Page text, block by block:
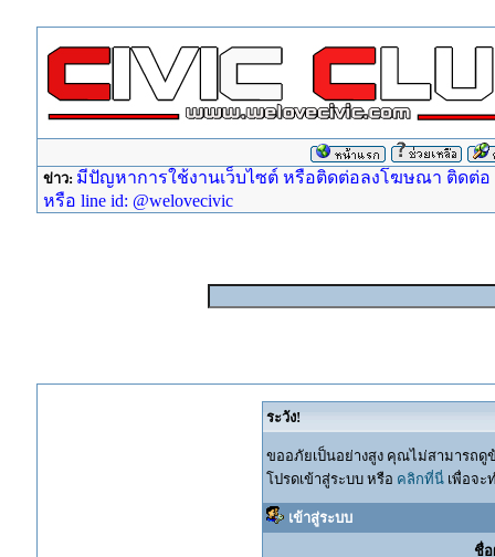
ข่าว: มีปัญหาการใช้งานเว็บไซต์ หรือติดต่อลงโฆษณา ติดต่อ
หรือ line id: @welovecivic
ระวัง!
ขออภัยเป็นอย่างสูง คุณไม่สามารถ
โปรดเข้าสู่ระบบ หรือ คลิกที่นี่เพื่อจะ
เข้าสู่ระบบ
ชื่อ